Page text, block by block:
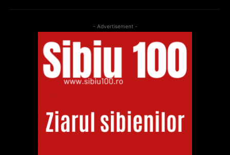
- Advertisement -